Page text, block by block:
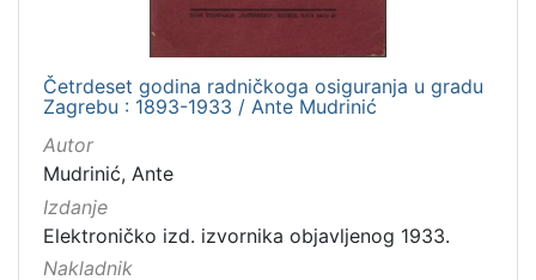
Četrdeset godina radničkoga osiguranja u gradu
Zagrebu : 1893-1933 / Ante Mudrinić
Autor
Mudrinić, Ante
Izdanje
Elektroničko izd. izvornika objavljenog 1933.
Nakladnik